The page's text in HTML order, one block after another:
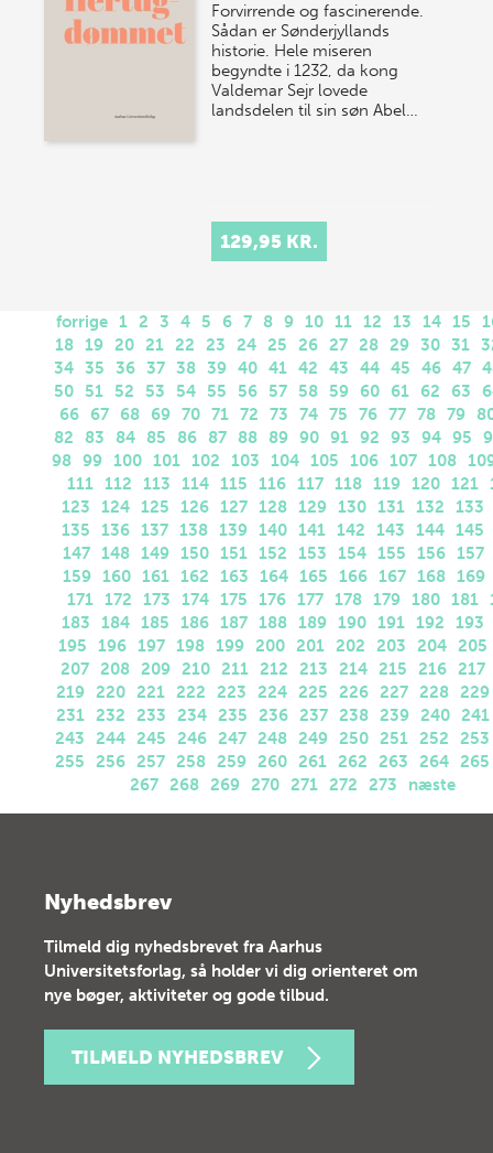
Forvirrende og fascinerende.
Sådan er Sønderjyllands
historie. Hele miseren
begyndte i 1232, da kong
Valdemar Sejr lovede
landsdelen til sin søn Abel…
129,95 KR.
forrige 1 2 3 4 5 6 7 8 9 10 11 12 13 14 15
18 19 20 21 22 23 24 25 26 27 28 29 30 31
34 35 36 37 38 39 40 41 42 43 44 45 46 47
50
51 52 53 54 55 56 57 58 59 60 61 62 63
66
67 68 69 70 71 72 73 74 75 76 77 78 79
82
83 84 85 86 87 88 89 90 91 92 93 94 95
98 99 100 101 102 103 104 105 106 107 108
111 112 113 114 115 116 117 118 119 120 121
123
124 125 126 127 128 129 130 131 132
133
135
136 137 138 139 140 141 142 143 144 145
147 148 149 150 151 152 153 154 155 156 157
159 160 161 162 163 164 165 166 167 168 169
171 172 173 174 175 176 177 178 179 180 181
183
184 185 186 187 188 189 190 191 192
193
195
196 197 198 199 200 201 202 203 204 205
207 208 209 210 211 212 213 214 215 216 217
219 220 221 222 223 224 225 226 227 228 229
231 232 233 234 235 236 237 238 239 240 241
243
244 245 246 247 248 249 250 251 252
253
255
256 257 258 259 260 261 262 263 264 265
267 268 269 270 271 272 273 næste
Nyhedsbrev
Tilmeld dig nyhedsbrevet fra Aarhus
Universitetsforlag, så holder vi dig orienteret om
nye bøger, aktiviteter og gode tilbud.
TILMELD NYHEDSBREV